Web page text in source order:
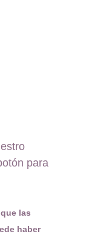
para
las
haber